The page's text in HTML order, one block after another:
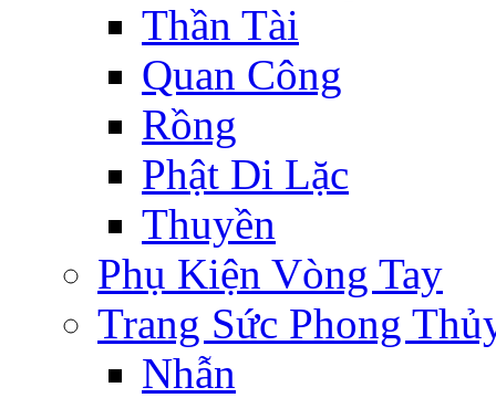
Thần Tài
Quan Công
Rồng
Phật Di Lặc
Thuyền
Phụ Kiện Vòng Tay
Trang Sức Phong
Nhẫn